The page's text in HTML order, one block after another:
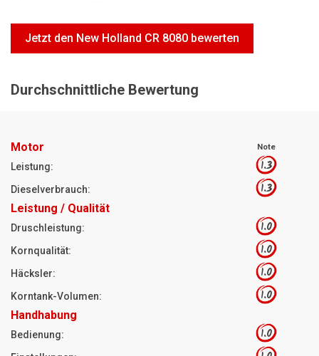
Hoflader
Jetzt den New Holland CR 8080 bewerten
Durchschnittliche Bewertung
Motor Note
Leistung: 1.3
Dieselverbrauch: 1.3
Leistung / Qualität
Druschleistung: 1.0
Kornqualität: 1.0
Häcksler: 1.0
Korntank-Volumen: 1.0
Handhabung
Bedienung: 1.0